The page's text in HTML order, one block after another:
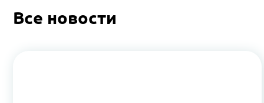
Все новости